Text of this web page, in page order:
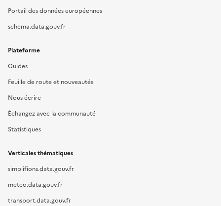
Portail des données européennes
schema.data.gouv.fr
Plateforme
Guides
Feuille de route et nouveautés
Nous écrire
Échangez avec la communauté
Statistiques
Verticales thématiques
simplifions.data.gouv.fr
meteo.data.gouv.fr
transport.data.gouv.fr